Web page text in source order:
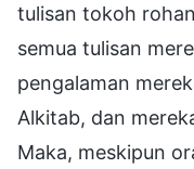
tulisan tokoh
semua tulisan
pengalaman
Alkitab, dan
Maka, meskipun